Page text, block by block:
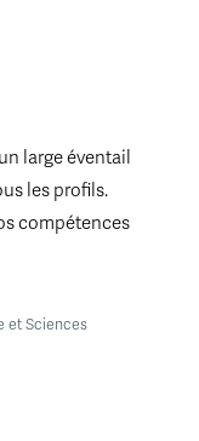
large éventail
les profils.
compétences